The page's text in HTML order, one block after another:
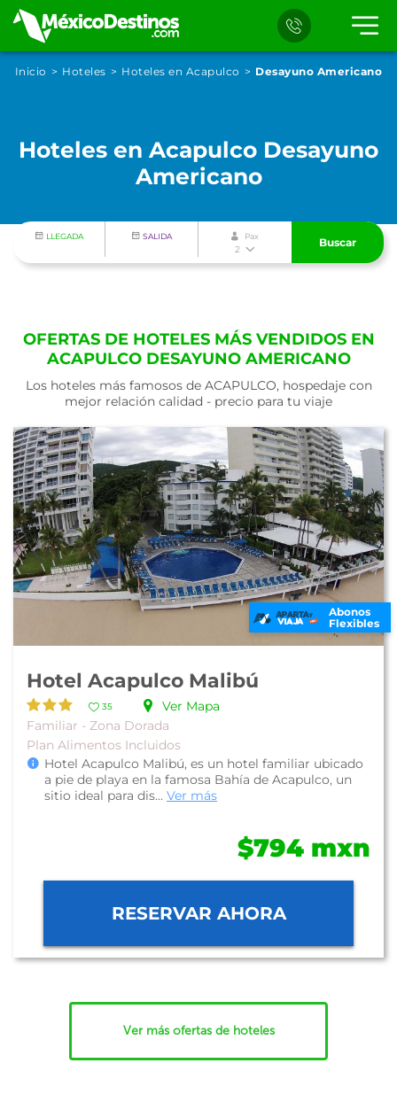
Inicio Hoteles Hoteles en Acapulco Desayuno Americano
Hoteles en Acapulco Desayuno
Americano
LLEGADA SALIDA Pax
2
Buscar
OFERTAS DE HOTELES MÁS VENDIDOS EN
ACAPULCO DESAYUNO AMERICANO
Los hoteles más famosos de ACAPULCO, hospedaje con
mejor relación calidad - precio para tu viaje
Abonos
Flexibles
Hotel Acapulco Malibú
35
Ver Mapa
Familiar - Zona Dorada
Plan Alimentos Incluidos
Hotel Acapulco Malibú, es un hotel familiar ubicado
a pie de playa en la famosa Bahía de Acapulco, un
sitio ideal para dis... Ver más
$794 mxn
RESERVAR AHORA
Ver más ofertas de hoteles